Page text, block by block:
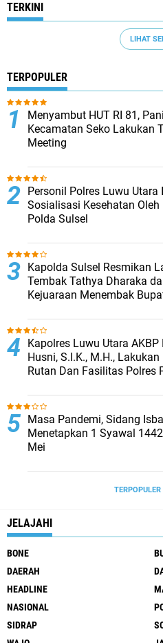
TERKINI
LIHAT
TERPOPULER
Menyambut HUT RI 81,
Kecamatan Seko Lakukan
Meeting
Personil Polres Luwu Utara
Sosialisasi Kesehatan Oleh
Polda Sulsel
Kapolda Sulsel Resmikan
Tembak Tathya Dharaka
Kejuaraan Menembak
Kapolres Luwu Utara
Husni, S.I.K., M.H.,
Rutan Dan Fasilitas Polres
Masa Pandemi, Sidang
Menetapkan 1 Syawal
Mei
JELAJAHI
BONE
DAERAH
HEADLINE
NASIONAL
SIDRAP